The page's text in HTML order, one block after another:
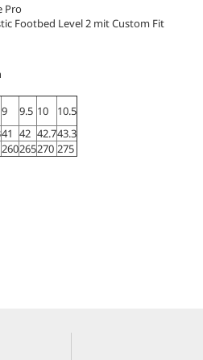
Pro
Footbed Level 2 mit Custom Fit
9 9.5 10
10.5
41 42 42.743.3
260265270 275